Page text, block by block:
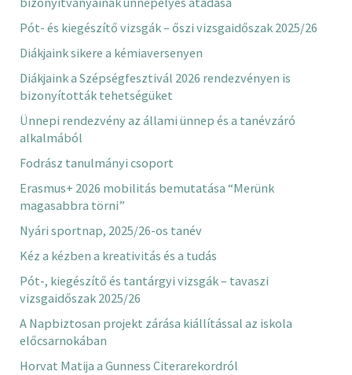
Pót- és kiegészítő vizsgák – őszi vizsgaidőszak 2025/26
Diákjaink sikere a kémiaversenyen
Diákjaink a Szépségfesztivál 2026 rendezvényen is
bizonyították tehetségüket
Ünnepi rendezvény az állami ünnep és a tanévzáró
alkalmából
Fodrász tanulmányi csoport
Erasmus+ 2026 mobilitás bemutatása “Merünk
magasabbra törni”
Nyári sportnap, 2025/26-os tanév
Kéz a kézben a kreativitás és a tudás
Pót-, kiegészítő és tantárgyi vizsgák – tavaszi
vizsgaidőszak 2025/26
A Napbiztosan projekt zárása kiállítással az iskola
előcsarnokában
Horvat Matija a Gunness Citerarekordról